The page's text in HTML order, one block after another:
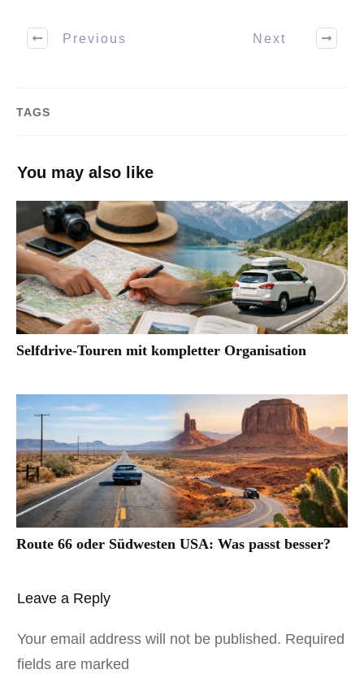
Previous Next
TAGS
You may also like
Selfdrive-Touren mit kompletter Organisation
Route 66 oder Südwesten USA: Was passt besser?
Leave a Reply
Your email address will not be published. Required
fields are marked